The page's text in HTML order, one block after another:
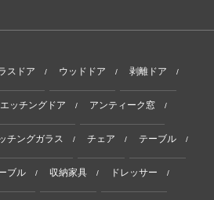
スドア / ウッドドア / 剥離ドア /
エッチングドア / アンティーク窓 /
チングガラス / チェア / テーブル /
ブル / 収納家具 / ドレッサー /